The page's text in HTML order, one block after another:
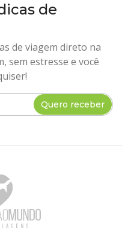
de
de viagem direto na
sem estresse e você
Quero receber